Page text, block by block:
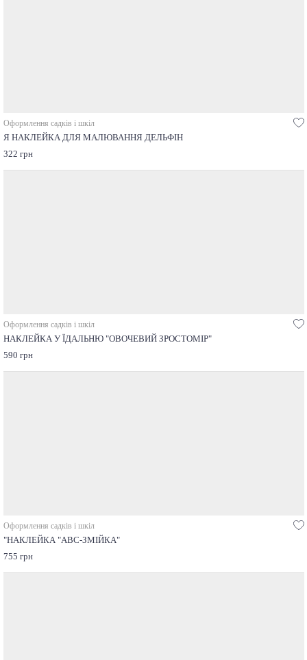
Оформлення садків і шкіл
Я НАКЛЕЙКА ДЛЯ МАЛЮВАННЯ ДЕЛЬФІН
322 грн
Оформлення садків і шкіл
НАКЛЕЙКА У ЇДАЛЬНЮ "ОВОЧЕВИЙ ЗРОСТОМІР"
590 грн
Оформлення садків і шкіл
"НАКЛЕЙКА "ABC-ЗМІЙКА"
755 грн